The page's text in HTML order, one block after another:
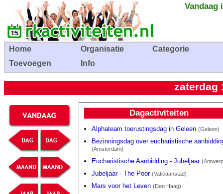
Vandaag
Home Organisatie
Categorie
Toevoegen
Info
zaterdag
Dagactiviteiten
Alphateam toerustingsdag in Geleen (Geleen)
Bezinningsdag over eucharistische
(Amsterdam)
Eucharistische Aanbidding - Jubeljaar
Jubeljaar - The Poor (Vaticaanstad)
Mars voor het Leven (Den Haag)